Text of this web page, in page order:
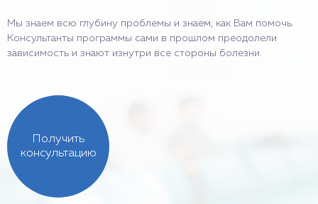
Мы знаем всю глубину проблемы и знаем, как Вам помочь.
Консультанты программы сами в прошлом преодолели
зависимость и знают изнутри все стороны болезни.
Получить
консультацию